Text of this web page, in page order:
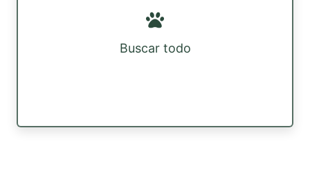
Buscar todo